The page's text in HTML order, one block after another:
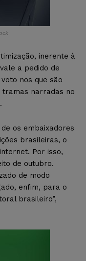
inerente à
a pedido de
nos que são
tramas narradas no
os embaixadores
brasileiras, o
Por isso,
de outubro.
de modo
enfim, para o
brasileiro”,